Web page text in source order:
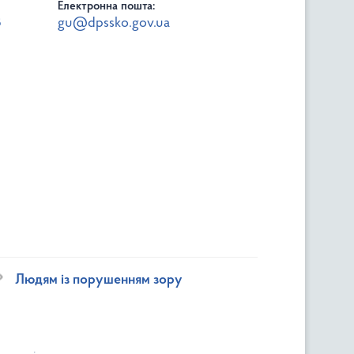
Електронна пошта:
gu@dpssko.gov.ua
Людям із порушенням зору